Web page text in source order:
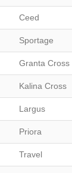
Ceed
Sportage
Granta Cross
Kalina Cross
Largus
Priora
Travel